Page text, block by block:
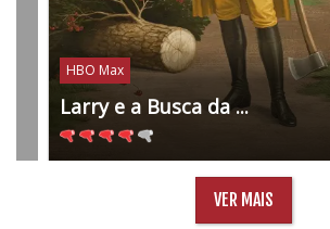
HBO Max
Larry e a Busca da ...
VER MAIS